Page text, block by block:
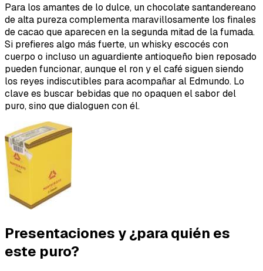
Para los amantes de lo dulce, un chocolate santandereano
de alta pureza complementa maravillosamente los finales
de cacao que aparecen en la segunda mitad de la fumada.
Si prefieres algo más fuerte, un whisky escocés con
cuerpo o incluso un aguardiente antioqueño bien reposado
pueden funcionar, aunque el ron y el café siguen siendo
los reyes indiscutibles para acompañar al Edmundo. Lo
clave es buscar bebidas que no opaquen el sabor del
puro, sino que dialoguen con él.
Presentaciones y ¿para quién es
este puro?